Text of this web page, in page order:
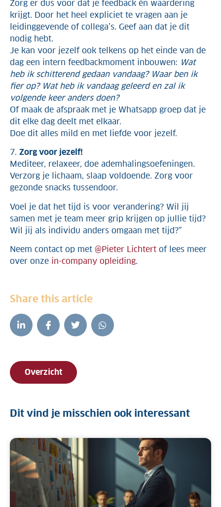
Zorg er dus voor dat je feedback én waardering
krijgt. Door het heel expliciet te vragen aan je
leidinggevende of collega’s. Geef aan dat je dit
nodig hebt.
Je kan voor jezelf ook telkens op het einde van de
dag een intern feedbackmoment inbouwen: Wat
heb ik schitterend gedaan vandaag? Waar ben ik
fier op? Wat heb ik vandaag geleerd en zal ik
volgende keer anders doen?
Of maak de afspraak met je Whatsapp groep dat je
dit elke dag deelt met elkaar.
Doe dit alles mild en met liefde voor jezelf.
7. Zorg voor jezelf!
Mediteer, relaxeer, doe ademhalingsoefeningen.
Verzorg je lichaam, slaap voldoende. Zorg voor
gezonde snacks tussendoor.
Voel je dat het tijd is voor verandering? Wil jij
samen met je team meer grip krijgen op jullie tijd?
Wil jij als individu anders omgaan met tijd?”
Neem contact op met @Pieter Lichtert of lees meer
over onze in-company opleiding.
Share this article
Overzicht
Dit vind je misschien ook interessant